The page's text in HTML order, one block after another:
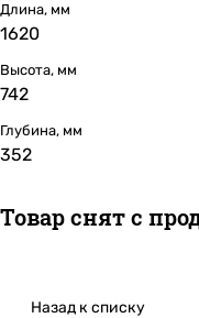
Длина, мм
1620
Высота, мм
742
Глубина, мм
352
Товар снят с
Назад к списку